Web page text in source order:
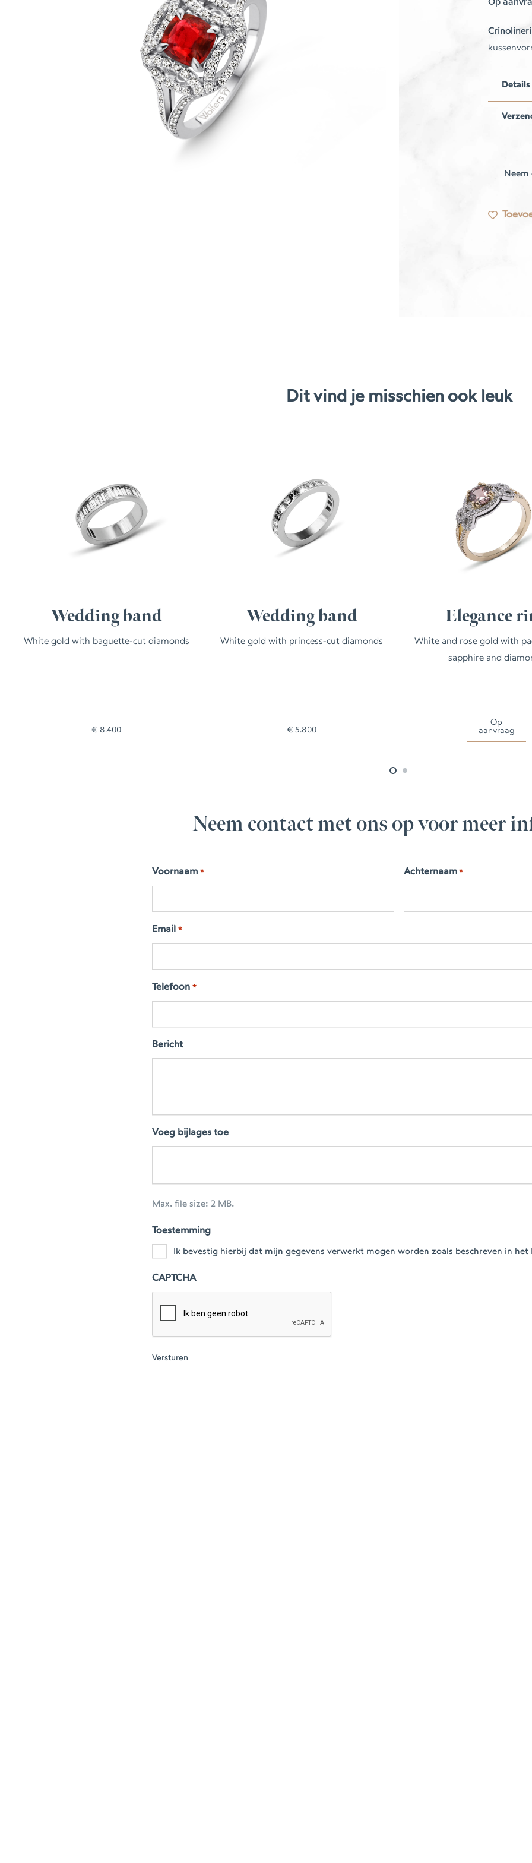
Details
Neem
Dit vind je misschien ook leuk
Wedding band
White gold with baguette-cut diamonds
€ 8.400
Wedding band
White gold with princess-cut diamonds
€ 5.800
Elegance
White and rose gold with
sapphire and
Op
aanvraag
Neem contact met ons op voor meer
Voornaam * Achternaam *
Email *
Telefoon *
Bericht
Voeg bijlages toe
Max. file size: 2 MB.
Toestemming
Ik bevestig hierbij dat mijn gegevens verwerkt mogen worden zoals beschreven in het
CAPTCHA